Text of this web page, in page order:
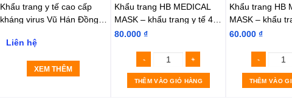
Khẩu trang y tế cao cấp
kháng virus Vũ Hán Đồng
Liên hệ
XEM THÊM
Khẩu trang HB MEDICAL
MASK – khẩu trang y tế 4
lớp than hoạt tính kháng
80.000₫
THÊM VÀO GIỎ HÀNG
Khẩu trang HB
MASK – khẩu
lớp kháng
60.000₫
THÊM VÀO